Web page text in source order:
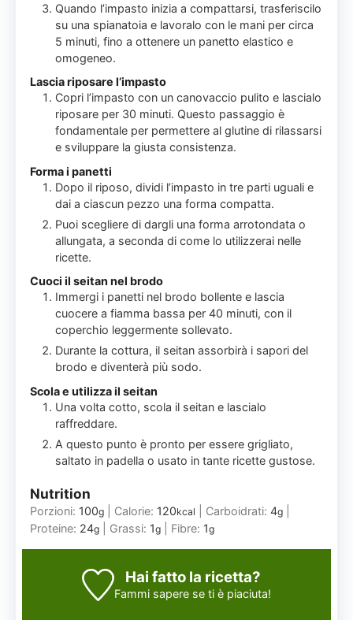
Quando l’impasto inizia a compattarsi, trasferiscilo
su una spianatoia e lavoralo con le mani per circa
5 minuti, fino a ottenere un panetto elastico e
omogeneo.
Lascia riposare l’impasto
Copri l’impasto con un canovaccio pulito e lascialo
riposare per 30 minuti. Questo passaggio è
fondamentale per permettere al glutine di rilassarsi
e sviluppare la giusta consistenza.
Forma i panetti
Dopo il riposo, dividi l’impasto in tre parti uguali e
dai a ciascun pezzo una forma compatta.
Puoi scegliere di dargli una forma arrotondata o
allungata, a seconda di come lo utilizzerai nelle
ricette.
Cuoci il seitan nel brodo
Immergi i panetti nel brodo bollente e lascia
cuocere a fiamma bassa per 40 minuti, con il
coperchio leggermente sollevato.
Durante la cottura, il seitan assorbirà i sapori del
brodo e diventerà più sodo.
Scola e utilizza il seitan
Una volta cotto, scola il seitan e lascialo
raffreddare.
A questo punto è pronto per essere grigliato,
saltato in padella o usato in tante ricette gustose.
Nutrition
Porzioni: 100g Calorie: 120kcal Carboidrati:4g
Proteine: 24g Grassi: 1g Fibre: 1g
Hai fatto la ricetta?
Fammi sapere se ti è piaciuta!